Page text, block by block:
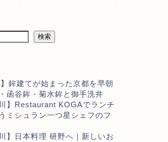
検索
】鉾建てが始まった京都を早朝
函谷鉾・菊水鉾と御手洗井
】Restaurant KOGAでランチ
ミシュラン一つ星シェフのフ
】日本料理 研野へ｜新しいお